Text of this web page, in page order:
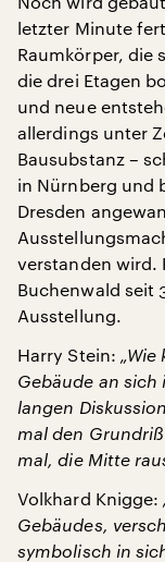
letzter Minute
Raumkörper, die
die drei Etagen
und neue
allerdings unter
Bausubstanz –
in Nürnberg und
Dresden
verstanden wird.
Buchenwald seit
Ausstellung.
Harry Stein:
Gebäude an sich
langen
mal den
mal, die Mitte
Volkhard Knigge:
Gebäudes,
symbolisch in